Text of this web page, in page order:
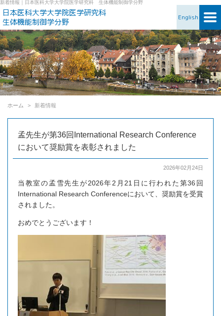
新着情報｜日本医科大学大学院医学研究科 生体機能制御学分野
日本医科大学大学院医学研究科
生体機能制御学分野
English
ホーム 新着情報
孟先生が第36回International Research Conference
において奨励賞を表彰されました
2026年02月24日
当教室の孟雪先生が2026年2月21日に行われた第36回
International Research Conferenceにおいて、奨励賞を受賞
されました。
おめでとうございます！